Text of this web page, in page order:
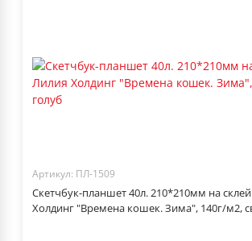
Артикул: ПЛ-1509
Скетчбук-планшет 40л. 210*210мм на
Холдинг "Времена кошек. Зима", 140г/м2,